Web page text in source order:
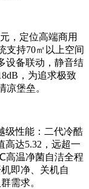
，定位高端商用
支持70㎡以上空间
设备联动，静音结
，为追求极致
凉堡垒。
级性能：二代冷酷
高达5.32，远超一
高温净菌自洁全程
即净、关机自
需求。